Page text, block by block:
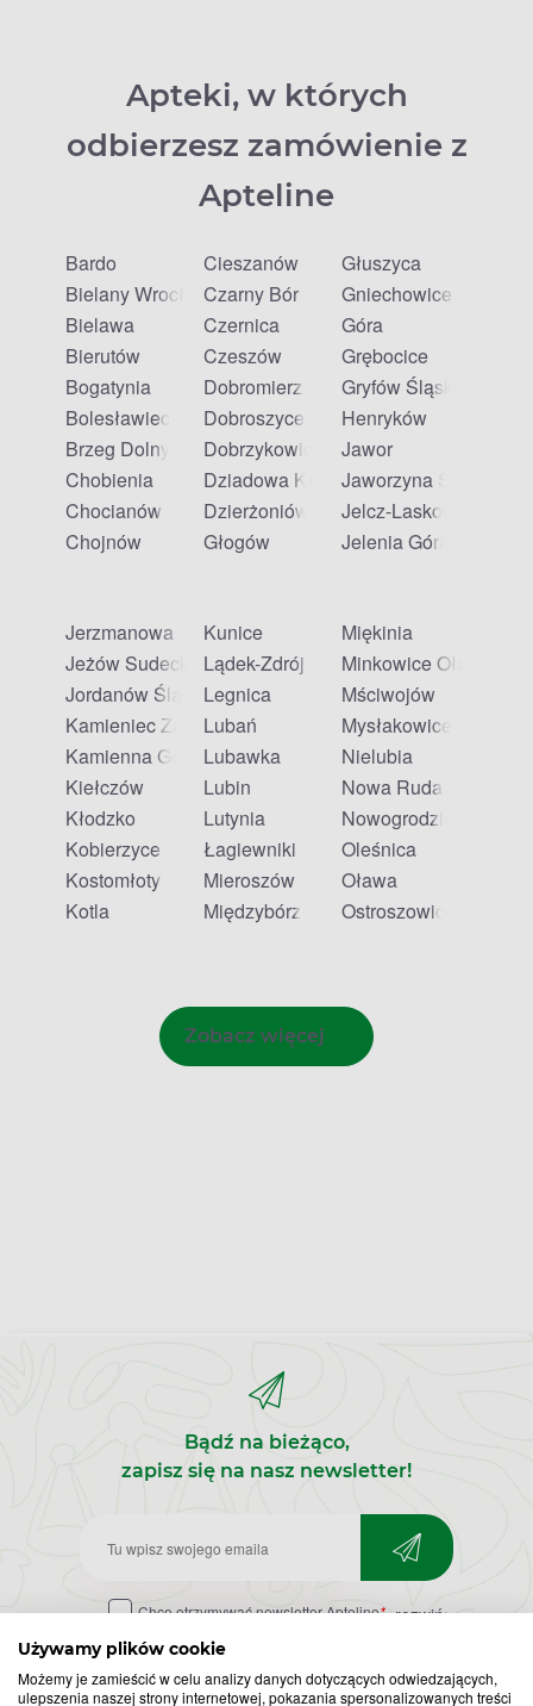
Używamy plików cookie
Możemy je zamieścić w celu analizy danych dotyczących odwiedzających,
ulepszenia naszej strony internetowej, pokazania spersonalizowanych treści
Apteki, w których
odbierzesz zamówienie z
Apteline
Bardo
Bielany Wrocławskie
Bielawa
Bierutów
Bogatynia
Bolesławiec
Brzeg Dolny
Chobienia
Chocianów
Chojnów
Cieszanów
Czarny Bór
Czernica
Czeszów
Dobromierz
Dobroszyce
Dobrzykowice
Dziadowa Kłoda
Dzierżoniów
Głogów
Głuszyca
Gniechowice
Góra
Grębocice
Gryfów Śląski
Henryków
Jawor
Jaworzyna Śląska
Jelcz-Laskowice
Jelenia Góra
Jerzmanowa
Jeżów Sudecki
Jordanów Śląski
Kamieniec Ząbkowicki
Kamienna Góra
Kiełczów
Kłodzko
Kobierzyce
Kostomłoty
Kotla
Kunice
Lądek-Zdrój
Legnica
Lubań
Lubawka
Lubin
Lutynia
Łagiewniki
Mieroszów
Międzybórz
Miękinia
Minkowice Oławskie
Mściwojów
Mysłakowice
Nielubia
Nowa Ruda
Nowogrodziec
Oleśnica
Oława
Ostroszowice
Zobacz więcej
Bądź na bieżąco,
zapisz się na nasz newsletter!
Zapisz
do
newslettera
Chcę otrzymywać newsletter Apteline* rozwiń>